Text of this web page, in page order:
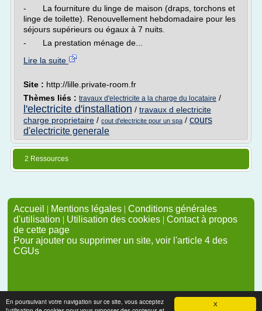
X
En poursuivant votre navigation sur ce site, vous acceptez
- La fourniture du linge de maison (draps, torchons et
linge de toilette). Renouvellement hebdomadaire pour les
séjours supérieurs ou égaux à 7 nuits.
- La prestation ménage de...
Lire la suite
Site : http://lille.private-room.fr
Thèmes liés : travaux d'electricite a la charge du locataire /
l'electricite d'installation / travaux d electricite
charge proprietaire / cout d'electricite pour un spa / cours
d'electricite generale
2 Ressources
Accueil | Mentions légales | Conditions générales
d'utilisation | Utilisation des cookies | Contact à propos
de cette page
Pour ajouter ou supprimer un site, voir l'article 4 des
CGUs